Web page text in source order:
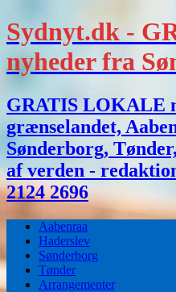
Sydnyt.dk -
nyheder fra
GRATIS LOKALE
grænselandet,
Sønderborg,
af verden -
2124 2696
Aabenraa
Haderslev
Sønderborg
Tønder
Arrangementer